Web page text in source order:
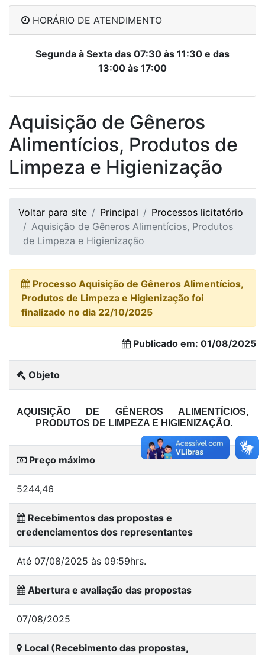
HORÁRIO DE ATENDIMENTO
Segunda à Sexta das 07:30 às 11:30 e das
13:00 às 17:00
Aquisição de Gêneros
Alimentícios, Produtos de
Limpeza e Higienização
Voltar para site Principal
Processos licitatório
Aquisição de Gêneros Alimentícios, Produtos
de Limpeza e Higienização
Processo Aquisição de Gêneros Alimentícios,
Produtos de Limpeza e Higienização foi
finalizado no dia 22/10/2025
Publicado em: 01/08/2025
Objeto
AQUISIÇÃO DE GÊNEROS ALIMENTÍCIOS,
PRODUTOS DE LIMPEZA E HIGIENIZAÇÃO.
Preço máximo
5244,46
Recebimentos das propostas e
credenciamentos dos representantes
Até 07/08/2025 às 09:59hrs.
Abertura e avaliação das propostas
07/08/2025
Local (Recebimento das propostas,